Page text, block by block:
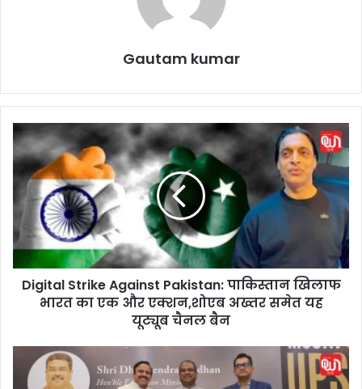
Gautam kumar
g
l
S
t
Digital Strike Against Pakistan: पाकिस्तान खिलाफ
भारत का एक और एक्शन,शोएब अख्तर समेत यह
यूट्यूब चैनल बैन